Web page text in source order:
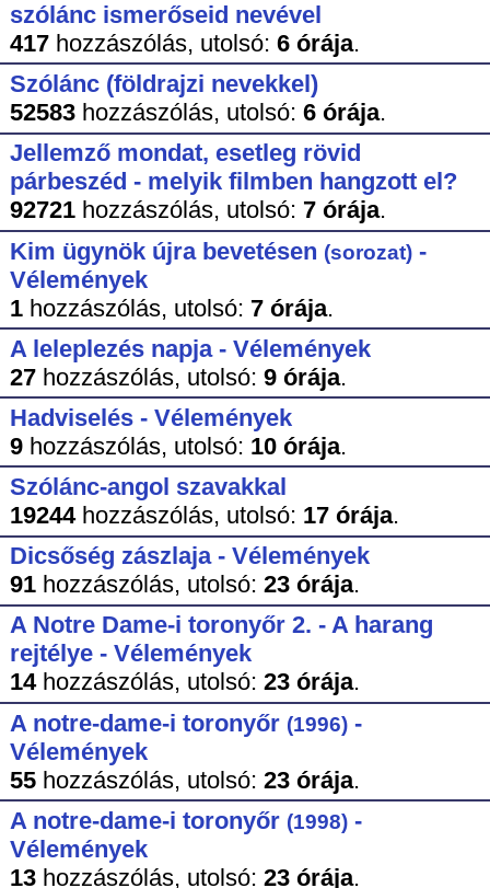
szólánc ismerőseid nevével
417hozzászólás, utolsó: 6 órája.
Szólánc (földrajzi nevekkel)
52583hozzászólás, utolsó: 6 órája.
Jellemző mondat, esetleg rövid
párbeszéd - melyik filmben hangzott el?
92721hozzászólás, utolsó: 7 órája.
Kim ügynök újra bevetésen (sorozat)-
Vélemények
1hozzászólás, utolsó: 7 órája.
A leleplezés napja - Vélemények
27hozzászólás, utolsó: 9 órája.
Hadviselés - Vélemények
9hozzászólás, utolsó: 10 órája.
Szólánc-angol szavakkal
19244hozzászólás, utolsó: 17 órája.
Dicsőség zászlaja - Vélemények
91hozzászólás, utolsó: 23 órája.
A Notre Dame-i toronyőr 2. - A harang
rejtélye - Vélemények
14hozzászólás, utolsó: 23 órája.
A notre-dame-i toronyőr (1996)-
Vélemények
55hozzászólás, utolsó: 23 órája.
A notre-dame-i toronyőr (1998)-
Vélemények
13hozzászólás, utolsó: 23 órája.